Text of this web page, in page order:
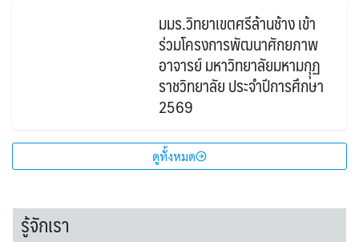
มมร.วิทยาเขตศรีล้านช้าง เข้า
ร่วมโครงการพัฒนาศักยภาพ
อาจารย์ มหาวิทยาลัยมหามกุุฏ
ราชวิทยาลัย ประจำปีการศึกษา
2569
ดูทั้งหมด
รู้จักเรา